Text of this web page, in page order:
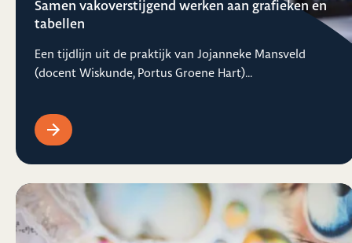
Samen vakoverstijgend werken aan grafieken en
tabellen
Een tijdlijn uit de praktijk van Jojanneke Mansveld
(docent Wiskunde, Portus Groene Hart)...